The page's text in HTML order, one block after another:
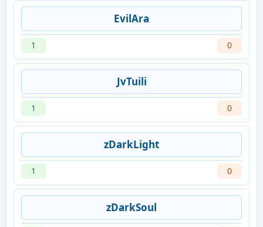
EvilAra
1 0
JvTuili
1 0
zDarkLight
1 0
zDarkSoul